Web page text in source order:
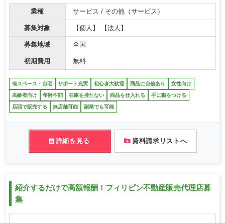
業種 サービス / その他（サービス）
募集対象 【個人】 【法人】
募集地域 全国
初期費用 無料
省スペース・自宅 サポート充実 初心者大歓迎 商品に自信あり 女性向け
高齢者向け 年齢不問 在庫を持たない 商品を仕入れる 手に職をつける
店頭で販売する 無店舗可能 副業でも可能
詳細を見る 資料請求リストへ
紹介するだけで高額報酬！フィリピン不動産販売代理店募
集